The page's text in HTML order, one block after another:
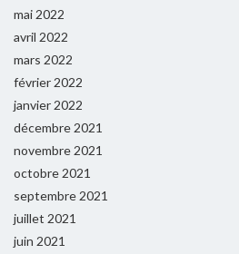
mai 2022
avril 2022
mars 2022
février 2022
janvier 2022
décembre 2021
novembre 2021
octobre 2021
septembre 2021
juillet 2021
juin 2021